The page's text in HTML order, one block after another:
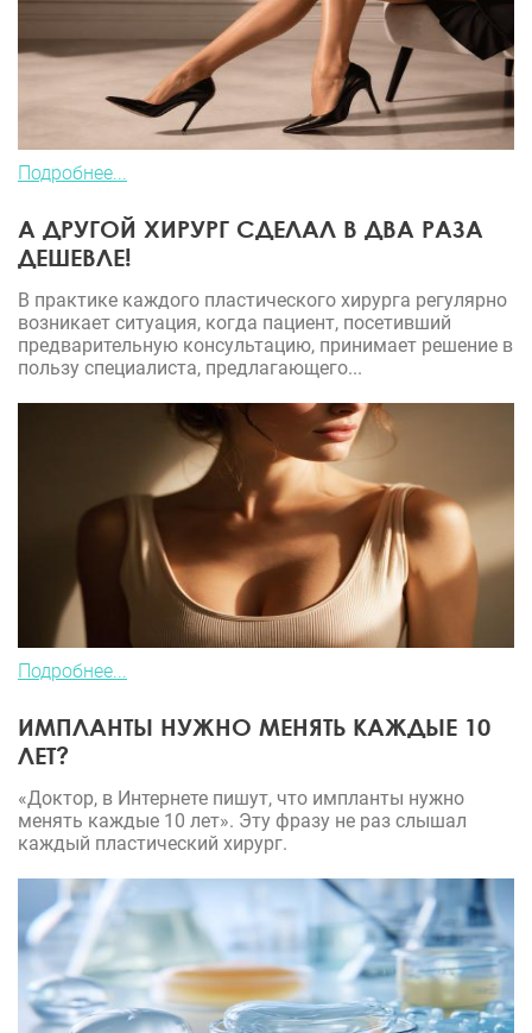
Подробнее...
А ДРУГОЙ ХИРУРГ СДЕЛАЛ В ДВА РАЗА
ДЕШЕВЛЕ!
В практике каждого пластического хирурга регулярно
возникает ситуация, когда пациент, посетивший
предварительную консультацию, принимает решение в
пользу специалиста, предлагающего...
Подробнее...
ИМПЛАНТЫ НУЖНО МЕНЯТЬ КАЖДЫЕ 10
ЛЕТ?
«Доктор, в Интернете пишут, что импланты нужно
менять каждые 10 лет». Эту фразу не раз слышал
каждый пластический хирург.